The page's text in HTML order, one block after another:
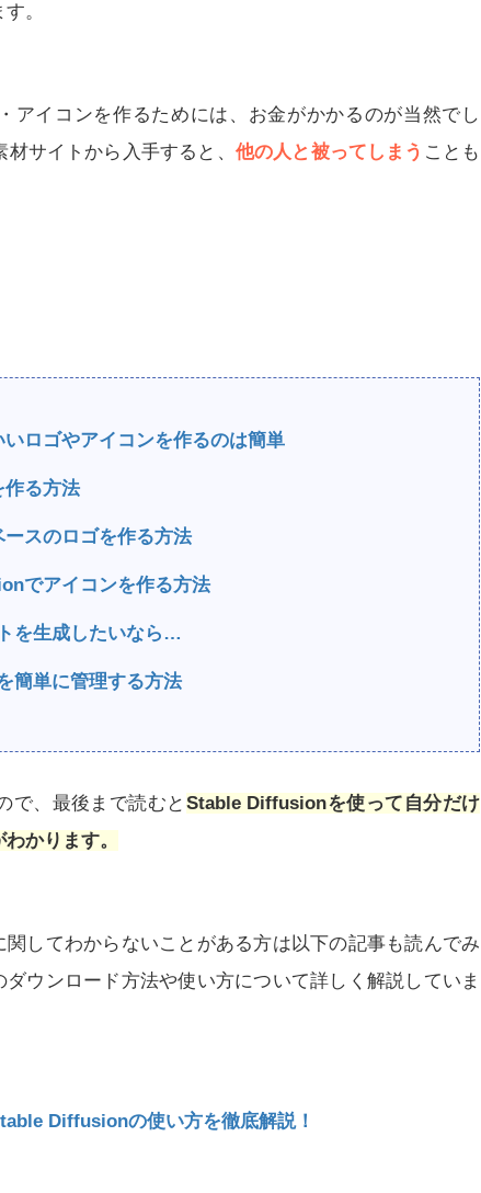
。
アイコンを作るためには、お金がかかるのが当然でし
サイトから入手すると、 他の人と被ってしまう ことも
ロゴやアイコンを作るのは簡単
る方法
スのロゴを作る方法
でアイコンを作る方法
を生成したいなら…
簡単に管理する方法
で、最後まで読むと Stable Diffusionを使って自分だけ
かります。
してわからないことがある方は以下の記事も読んでみ
ウンロード方法や使い方について詳しく解説していま
Diffusionの使い方を徹底解説！